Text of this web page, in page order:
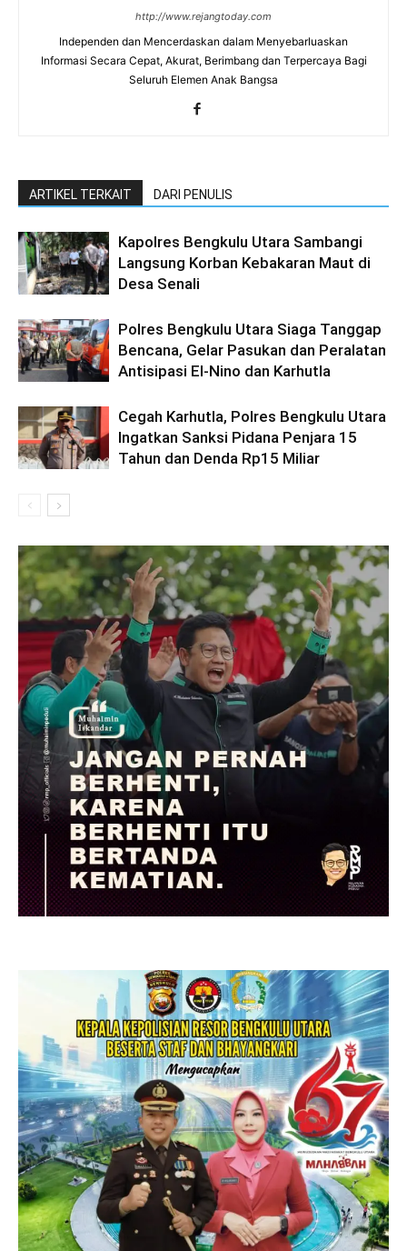
http://www.rejangtoday.com
Independen dan Mencerdaskan dalam Menyebarluaskan
Informasi Secara Cepat, Akurat, Berimbang dan Terpercaya Bagi
Seluruh Elemen Anak Bangsa
ARTIKEL TERKAIT DARI PENULIS
Kapolres Bengkulu Utara Sambangi
Langsung Korban Kebakaran Maut di
Desa Senali
Polres Bengkulu Utara Siaga Tanggap
Bencana, Gelar Pasukan dan Peralatan
Antisipasi El-Nino dan Karhutla
Cegah Karhutla, Polres Bengkulu Utara
Ingatkan Sanksi Pidana Penjara 15
Tahun dan Denda Rp15 Miliar